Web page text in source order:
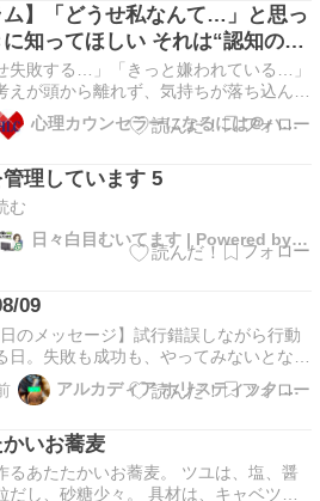
たってお届けしてきたこのシリーズも最
。 …
ム】「どうせ私なんて…」と思っ
知ってほしい それは“認知の歪
し
失敗する…」「きっと嫌われている…」
えが頭から離れず、気持ちが落ち込んで
とはありませんか？ 実はそれ、「認知
という考え方のクセが影響していること
例えば…✅ 一度の失敗で「全部ダメだ
思う…
心理カウンセラーになるには＠ハートフルライフカウンセラー学院
理しています 5
む
日々白目むいてます | Powered by NAPBIZ
09
日のメッセージ】試行錯誤しながら行動
日。失敗も成功も、やってみないとない
ない。チャレンジを楽しもう。シャガ
4、メディスンアニマル：コヨーテ #今
マル #メディスンカードリーディング
アルカディア ホリスティック ヒーリング
いお蕎麦
るあたたかいお蕎麦。 ツユは、塩、醤
だし、砂糖少々。 具材は、キャベツと